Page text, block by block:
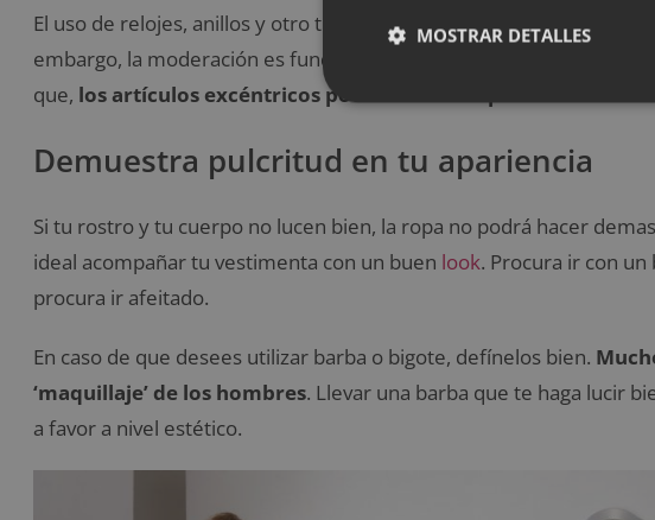
El uso de relojes, anillos y otro tipo de accesorios para mejorar tu
embargo, la moderación es fundamental, así que procura emplear
que, los artículos excéntricos podrían echar a perder
Demuestra pulcritud en tu apariencia
Si tu rostro y tu cuerpo no lucen bien, la ropa no podrá hacer
ideal acompañar tu vestimenta con un buen look. Procura ir con
procura ir afeitado.
En caso de que desees utilizar barba o bigote, defínelos bien.
‘maquillaje’ de los hombres. Llevar una barba que te haga lucir
a favor a nivel estético.
MOSTRAR DETALLES